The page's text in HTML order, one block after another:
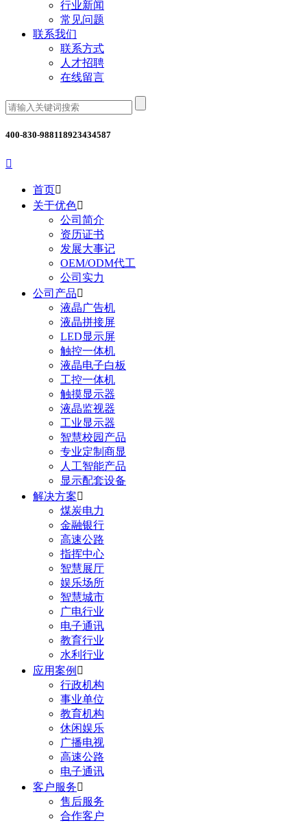
行业新闻
常见问题
联系我们
联系方式
人才招聘
在线留言
400-830-988118923434587

首页
关于优色
公司简介
资历证书
发展大事记
OEM/ODM代工
公司实力
公司产品
液晶广告机
液晶拼接屏
LED显示屏
触控一体机
液晶电子白板
工控一体机
触摸显示器
液晶监视器
工业显示器
智慧校园产品
专业定制商显
人工智能产品
显示配套设备
解决方案
煤炭电力
金融银行
高速公路
指挥中心
智慧展厅
娱乐场所
智慧城市
广电行业
电子通讯
教育行业
水利行业
应用案例 
行政机构
事业单位
教育机构
休闲娱乐
广播电视
高速公路
电子通讯
客户服务
售后服务
合作客户